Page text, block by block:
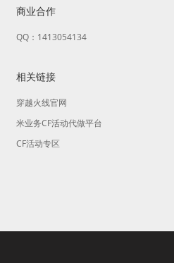
商业合作
QQ：1413054134
相关链接
穿越火线官网
米业务CF活动代做平台
CF活动专区